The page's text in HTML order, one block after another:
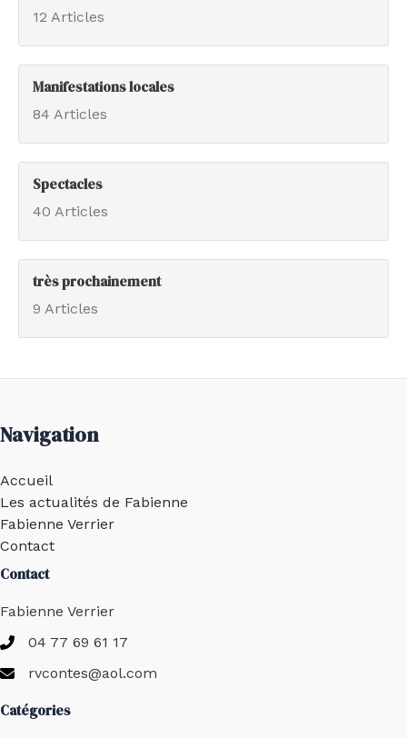
12 Articles
Manifestations locales
84 Articles
Spectacles
40 Articles
très prochainement
9 Articles
Navigation
Accueil
Les actualités de Fabienne
Fabienne Verrier
Contact
Contact
Fabienne Verrier
04 77 69 61 17
rvcontes@aol.com
Catégories